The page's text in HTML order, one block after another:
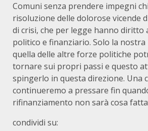
Comuni senza prendere impegni
risoluzione delle dolorose vicende
di crisi, che per legge hanno diritto
politico e finanziario. Solo la nostra
quella delle altre forze politiche
tornare sui propri passi e questo
spingerlo in questa direzione. Una
continueremo a pressare fin
rifinanziamento non sarà cosa
condividi su: